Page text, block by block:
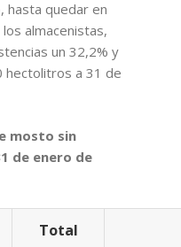
hasta quedar en
almacenistas,
un 32,2% y
hectolitros a 31 de
mosto sin
de enero de
Total